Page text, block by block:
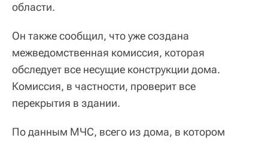
области.
Он также сообщил, что уже создана
межведомственная комиссия, которая
обследует все несущие конструкции дома.
Комиссия, в частности, проверит все
перекрытия в здании.
По данным МЧС, всего из дома, в котором